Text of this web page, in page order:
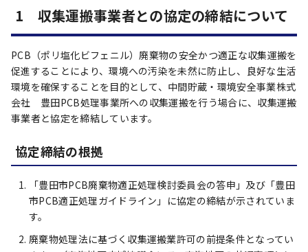
1 収集運搬事業者との協定の締結について
PCB（ポリ塩化ビフェニル）廃棄物の安全かつ適正な収集運搬を
促進することにより、環境への汚染を未然に防止し、良好な生活
環境を確保することを目的として、中間貯蔵・環境安全事業株式
会社 豊田PCB処理事業所への収集運搬を行う場合に、収集運搬
事業者と協定を締結しています。
協定締結の根拠
「豊田市PCB廃棄物適正処理検討委員会の答申」及び「豊田
市PCB適正処理ガイドライン」に協定の締結が示されていま
す。
廃棄物処理法に基づく収集運搬業許可の前提条件となってい